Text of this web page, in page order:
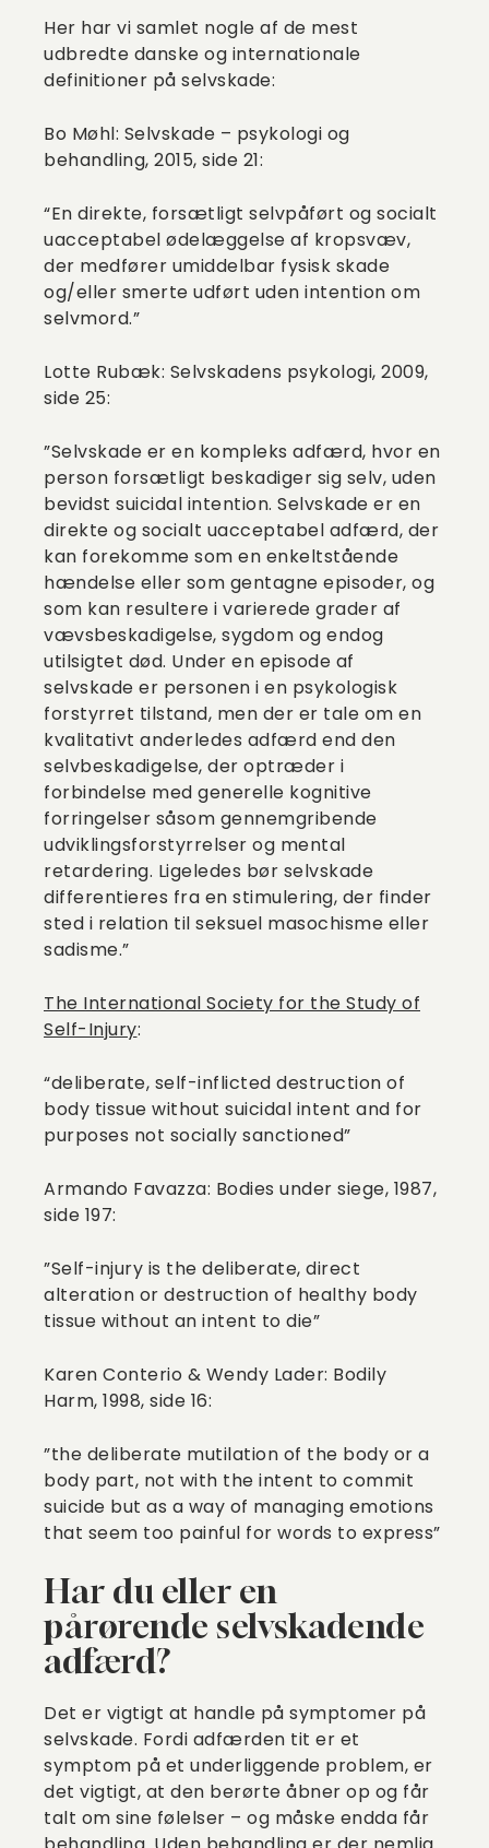
Her har vi samlet nogle af de mest
udbredte danske og internationale
definitioner på selvskade:
Bo Møhl: Selvskade – psykologi og
behandling, 2015, side 21:
“En direkte, forsætligt selvpåført og socialt
uacceptabel ødelæggelse af kropsvæv,
der medfører umiddelbar fysisk skade
og/eller smerte udført uden intention om
selvmord.”
Lotte Rubæk: Selvskadens psykologi, 2009,
side 25:
”Selvskade er en kompleks adfærd, hvor en
person forsætligt beskadiger sig selv, uden
bevidst suicidal intention. Selvskade er en
direkte og socialt uacceptabel adfærd, der
kan forekomme som en enkeltstående
hændelse eller som gentagne episoder, og
som kan resultere i varierede grader af
vævsbeskadigelse, sygdom og endog
utilsigtet død. Under en episode af
selvskade er personen i en psykologisk
forstyrret tilstand, men der er tale om en
kvalitativt anderledes adfærd end den
selvbeskadigelse, der optræder i
forbindelse med generelle kognitive
forringelser såsom gennemgribende
udviklingsforstyrrelser og mental
retardering. Ligeledes bør selvskade
differentieres fra en stimulering, der finder
sted i relation til seksuel masochisme eller
sadisme.”
The International Society for the Study of
Self-Injury:
“deliberate, self-inflicted destruction of
body tissue without suicidal intent and for
purposes not socially sanctioned”
Armando Favazza: Bodies under siege, 1987,
side 197:
”Self-injury is the deliberate, direct
alteration or destruction of healthy body
tissue without an intent to die”
Karen Conterio & Wendy Lader: Bodily
Harm, 1998, side 16:
”the deliberate mutilation of the body or a
body part, not with the intent to commit
suicide but as a way of managing emotions
that seem too painful for words to express”
Har du eller en
pårørende selvskadende
adfærd?
Det er vigtigt at handle på symptomer på
selvskade. Fordi adfærden tit er et
symptom på et underliggende problem, er
det vigtigt, at den berørte åbner op og får
talt om sine følelser – og måske endda får